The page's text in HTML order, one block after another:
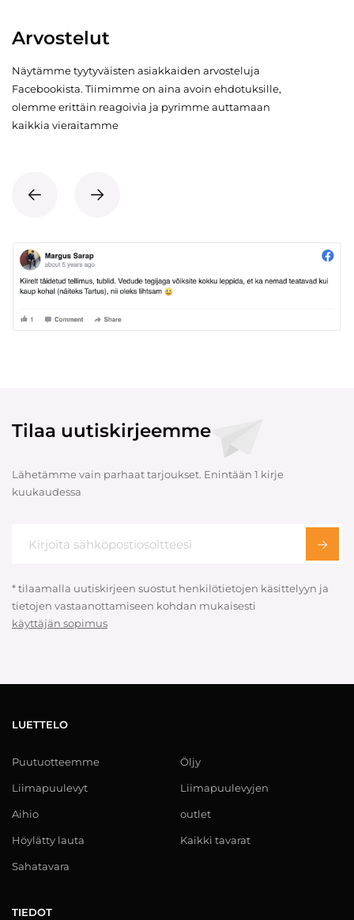
Arvostelut
Näytämme tyytyväisten asiakkaiden arvosteluja
Facebookista. Tiimimme on aina avoin ehdotuksille,
olemme erittäin reagoivia ja pyrimme auttamaan
kaikkia vieraitamme
Tilaa uutiskirjeemme
Lähetämme vain parhaat tarjoukset. Enintään 1 kirje
kuukaudessa
* tilaamalla uutiskirjeen suostut henkilötietojen käsittelyyn ja
tietojen vastaanottamiseen kohdan mukaisesti
käyttäjän sopimus
LUETTELO
Puutuotteemme
Liimapuulevyt
Aihio
Höylätty lauta
Sahatavara
Öljy
Liimapuulevyjen
outlet
Kaikki tavarat
TIEDOT